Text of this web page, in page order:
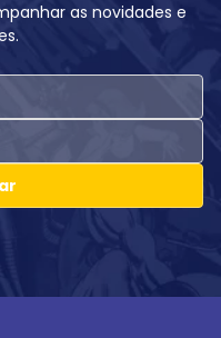
as novidades e